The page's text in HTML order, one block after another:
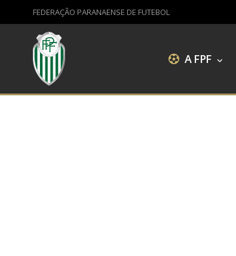
FEDERAÇÃO PARANAENSE DE FUTEBOL
A FPF